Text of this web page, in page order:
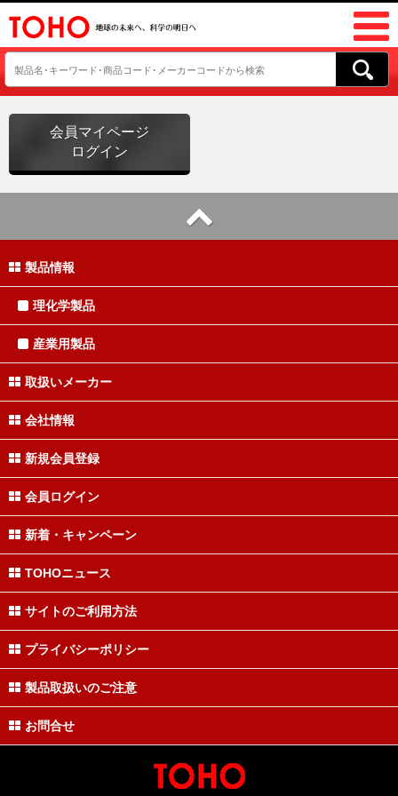
会員マイページ
ログイン
製品情報
理化学製品
産業用製品
取扱いメーカー
会社情報
新規会員登録
会員ログイン
新着・キャンペーン
TOHOニュース
サイトのご利用方法
プライバシーポリシー
製品取扱いのご注意
お問合せ